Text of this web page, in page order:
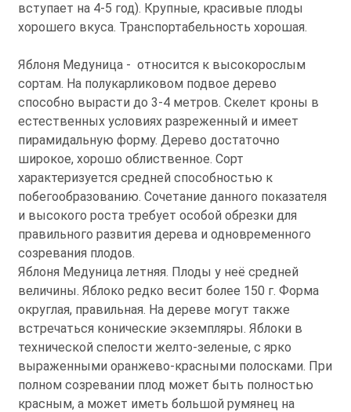
вступает на 4-5 год). Крупные, красивые плоды
хорошего вкуса. Транспортабельность хорошая.
Яблоня Медуница - относится к высокорослым
сортам. На полукарликовом подвое дерево
способно вырасти до 3-4 метров. Скелет кроны в
естественных условиях разреженный и имеет
пирамидальную форму. Дерево достаточно
широкое, хорошо облиственное. Сорт
характеризуется средней способностью к
побегообразованию. Сочетание данного показателя
и высокого роста требует особой обрезки для
правильного развития дерева и одновременного
созревания плодов.
Яблоня Медуница летняя. Плоды у неё средней
величины. Яблоко редко весит более 150 г. Форма
округлая, правильная. На дереве могут также
встречаться конические экземпляры. Яблоки в
технической спелости желто-зеленые, с ярко
выраженными оранжево-красными полосками. При
полном созревании плод может быть полностью
красным, а может иметь большой румянец на